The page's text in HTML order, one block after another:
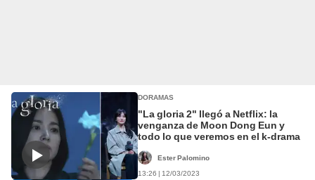
DORAMAS
"La gloria 2" llegó a Netflix: la
venganza de Moon Dong Eun y
todo lo que veremos en el k-drama
Ester Palomino
13:26 | 12/03/2023